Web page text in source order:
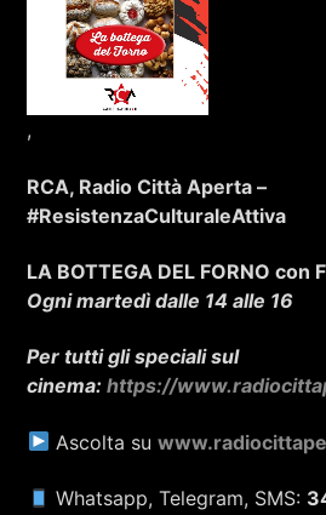
,
RCA, Radio Città Aperta –
#ResistenzaCulturaleAttiva
LA BOTTEGA DEL FORNO con
Ogni martedì dalle 14 alle 16
Per tutti gli speciali sul
cinema: https://
Ascolta su
Whatsapp, Telegram, SMS: